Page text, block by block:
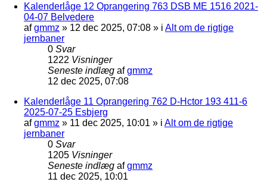
Kalenderlåge 12 Oprangering 763 DSB ME 1516 2021-
04-07 Belvedere
afgmmz » 12 dec 2025, 07:08 » i Alt om de rigtige
jernbaner
0 Svar
1222 Visninger
Seneste indlæg afgmmz
12 dec 2025, 07:08
Kalenderlåge 11 Oprangering 762 D-Hctor 193 411-6
2025-07-25 Esbjerg
afgmmz » 11 dec 2025, 10:01 » i Alt om de rigtige
jernbaner
0 Svar
1205 Visninger
Seneste indlæg afgmmz
11 dec 2025, 10:01